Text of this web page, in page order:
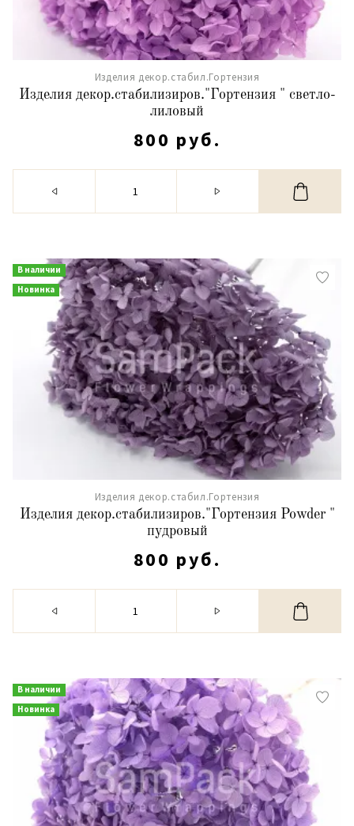
Изделия декор.стабил.Гортензия
Изделия декор.стабилизиров."Гортензия " светло-
лиловый
800 руб.
В наличии
Новинка
Изделия декор.стабил.Гортензия
Изделия декор.стабилизиров."Гортензия Powder "
пудровый
800 руб.
В наличии
Новинка